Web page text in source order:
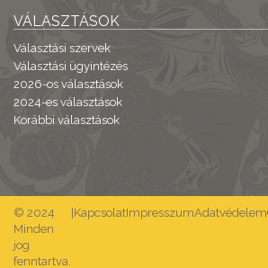
VÁLASZTÁSOK
Választási szervek
Választási ügyintézés
2026-os választások
2024-es választások
Korábbi választások
© 2024
Minden
jog
fenntartva.
KapcsolatImpresszumAdatvédelem